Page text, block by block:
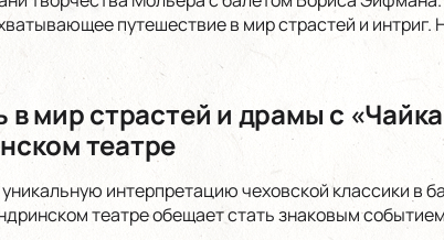
путешествие в мир страстей и интриг.
в мир страстей и драмы с
театре
интерпретацию чеховской классики в
театре обещает стать знаковым